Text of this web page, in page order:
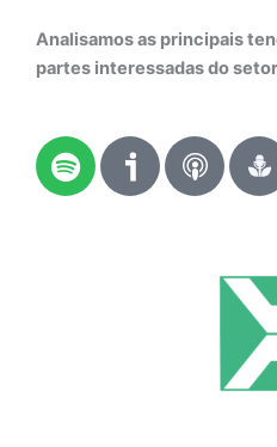
Analisamos as principais
partes interessadas do
S
p